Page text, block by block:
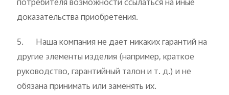
доказательства приобретения.
5. Наша компания не дает никаких гарантий на
другие элементы изделия (например, краткое
руководство, гарантийный талон и т. д.) и не
обязана принимать или заменять их.